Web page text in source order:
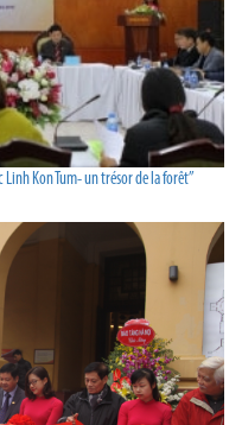
Kon Tum- un trésor de la forêt”